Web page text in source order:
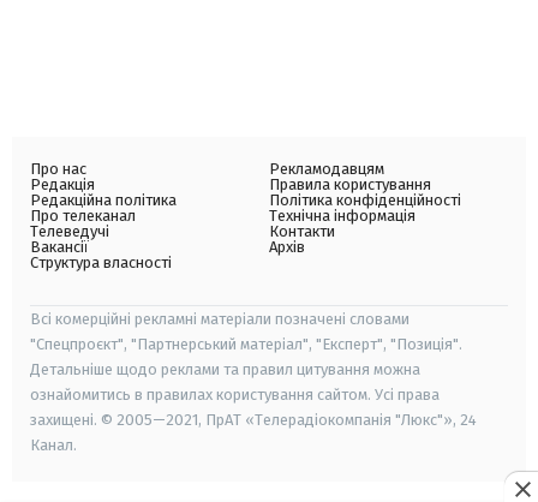
Про нас
Редакція
Редакційна політика
Про телеканал
Телеведучі
Вакансії
Структура власності
Рекламодавцям
Правила користування
Політика конфіденційності
Технічна інформація
Контакти
Архів
Всі комерційні рекламні матеріали позначені словами
"Спецпроєкт", "Партнерський матеріал", "Експерт", "Позиція".
Детальніше щодо реклами та правил цитування можна
ознайомитись в правилах користування сайтом. Усі права
захищені. © 2005—2021, ПрАТ «Телерадіокомпанія "Люкс"», 24
Канал.